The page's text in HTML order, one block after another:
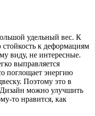
удельный вес. К
к деформациям
виду, не интересные.
выправляется
поглощает энергию
Поэтому это в
можно улучшить
то нравится, как